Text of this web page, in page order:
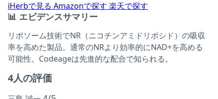
iHerbで見る Amazonで探す 楽天で探す
📊 エビデンスサマリー
リポソーム技術でNR（ニコチンアミドリボシド）の吸収
率を高めた製品。通常のNRより効率的にNAD+を高める
可能性。Codeageは先進的な配合で知られる。
4人の評価